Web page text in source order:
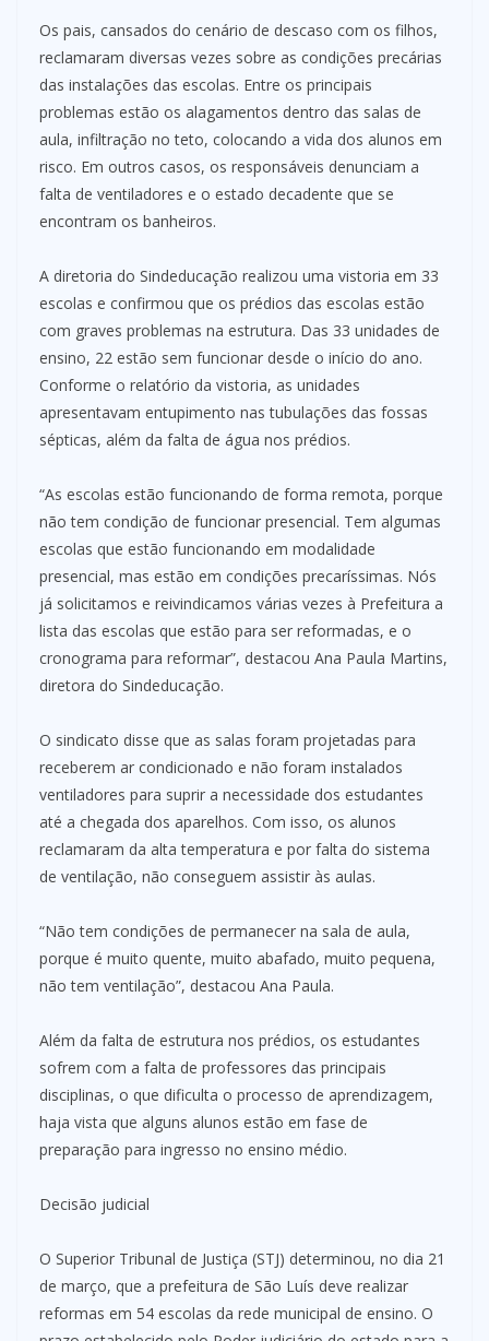
Os pais, cansados do cenário de descaso com os filhos,
reclamaram diversas vezes sobre as condições precárias
das instalações das escolas. Entre os principais
problemas estão os alagamentos dentro das salas de
aula, infiltração no teto, colocando a vida dos alunos em
risco. Em outros casos, os responsáveis denunciam a
falta de ventiladores e o estado decadente que se
encontram os banheiros.
A diretoria do Sindeducação realizou uma vistoria em 33
escolas e confirmou que os prédios das escolas estão
com graves problemas na estrutura. Das 33 unidades de
ensino, 22 estão sem funcionar desde o início do ano.
Conforme o relatório da vistoria, as unidades
apresentavam entupimento nas tubulações das fossas
sépticas, além da falta de água nos prédios.
“As escolas estão funcionando de forma remota, porque
não tem condição de funcionar presencial. Tem algumas
escolas que estão funcionando em modalidade
presencial, mas estão em condições precaríssimas. Nós
já solicitamos e reivindicamos várias vezes à Prefeitura a
lista das escolas que estão para ser reformadas, e o
cronograma para reformar”, destacou Ana Paula Martins,
diretora do Sindeducação.
O sindicato disse que as salas foram projetadas para
receberem ar condicionado e não foram instalados
ventiladores para suprir a necessidade dos estudantes
até a chegada dos aparelhos. Com isso, os alunos
reclamaram da alta temperatura e por falta do sistema
de ventilação, não conseguem assistir às aulas.
“Não tem condições de permanecer na sala de aula,
porque é muito quente, muito abafado, muito pequena,
não tem ventilação”, destacou Ana Paula.
Além da falta de estrutura nos prédios, os estudantes
sofrem com a falta de professores das principais
disciplinas, o que dificulta o processo de aprendizagem,
haja vista que alguns alunos estão em fase de
preparação para ingresso no ensino médio.
Decisão judicial
O Superior Tribunal de Justiça (STJ) determinou, no dia 21
de março, que a prefeitura de São Luís deve realizar
reformas em 54 escolas da rede municipal de ensino. O